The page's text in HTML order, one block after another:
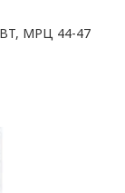
МРЦ 44-47